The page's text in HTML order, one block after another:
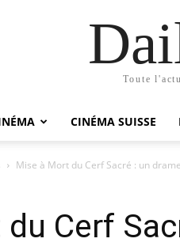
Toute
CINÉMA SUISSE
Mise à Mort du Cerf Sacré : un
Cerf